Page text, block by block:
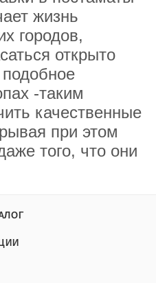
жизнь
городов,
открыто
-таким
качественные
при этом
того, что они